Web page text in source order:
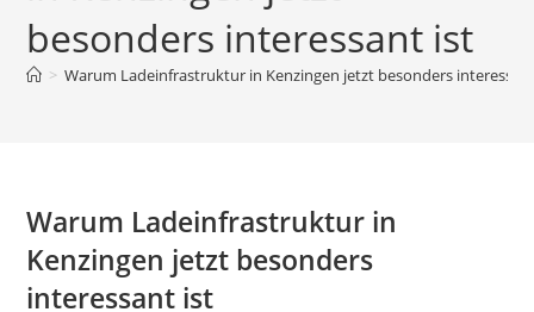
besonders interessant ist
> Warum Ladeinfrastruktur in Kenzingen jetzt besonders
Warum Ladeinfrastruktur in
Kenzingen jetzt besonders
interessant ist